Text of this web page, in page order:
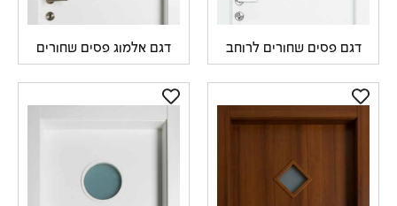
דגם פסים שחורים לרוחב דגם אלמוג פסים שחורים